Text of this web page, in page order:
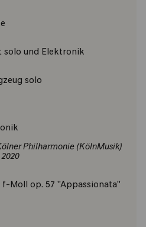
solo und Elektronik
solo
Philharmonie (KölnMusik)
f-Moll op. 57 "Appassionata"